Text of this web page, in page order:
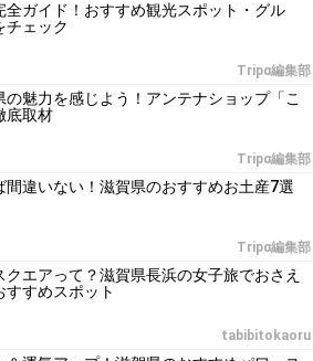
全ガイド！おすすめ観光スポット・グル
チェック
Tripα編集部
の魅力を感じよう！アンテナショップ「こ
底取材
Tripα編集部
間違いない！滋賀県のおすすめお土産7選
Tripα編集部
クエアって？滋賀県長浜の女子旅でおさえ
すすめスポット
tabibitokaoru